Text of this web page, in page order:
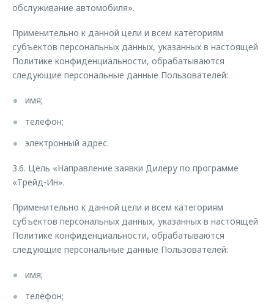
обслуживание автомобиля».
Применительно к данной цели и всем категориям
субъектов персональных данных, указанных в настоящей
Политике конфиденциальности, обрабатываются
следующие персональные данные Пользователей:
имя;
телефон;
электронный адрес.
3.6. Цель «Направление заявки Дилеру по программе
«Трейд-Ин».
Применительно к данной цели и всем категориям
субъектов персональных данных, указанных в настоящей
Политике конфиденциальности, обрабатываются
следующие персональные данные Пользователей:
имя;
телефон;